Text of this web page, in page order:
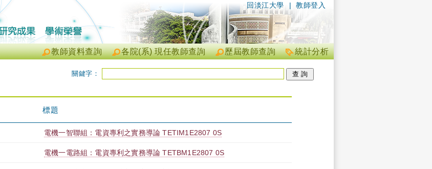
| 教師登入
回淡江大學
統計分析
歷屆教師查詢
各院(系) 現任教師查詢
教師資料查詢
關鍵字：
標題
電機一智聯組：電資專利之實務導論 TETIM1E2807 0S
電機一電路組：電資專利之實務導論 TETBM1E2807 0S